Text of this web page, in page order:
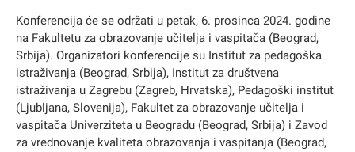
Konferencija će se održati u petak, 6. prosinca 2024. godine
na Fakultetu za obrazovanje učitelja i vaspitača (Beograd,
Srbija). Organizatori konferencije su Institut za pedagoška
istraživanja (Beograd, Srbija), Institut za društvena
istraživanja u Zagrebu (Zagreb, Hrvatska), Pedagoški institut
(Ljubljana, Slovenija), Fakultet za obrazovanje učitelja i
vaspitača Univerziteta u Beogradu (Beograd, Srbija) i Zavod
za vrednovanje kvaliteta obrazovanja i vaspitanja (Beograd,